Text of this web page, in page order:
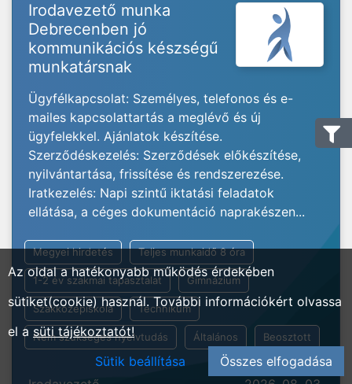
Irodavezető munka
Debrecenben jó
kommunikációs készségű
munkatársnak
Ügyfélkapcsolat: Személyes, telefonos és e-
mailes kapcsolattartás a meglévő és új
ügyfelekkel. Ajánlatok készítése.
Szerződéskezelés: Szerződések előkészítése,
nyilvántartása, frissítése és rendszerezése.
Iratkezelés: Napi szintű iktatási feladatok
ellátása, a céges dokumentáció naprakészen...
Megyei hirdetés Teljes munkaidő 8 óra
1-2 év szakmai tapasztalat Gimnázium
Szakközépiskola Technikum
Nem szükséges nyelvtudás Általános Beosztott
Az oldal a hatékonyabb működés érdekében
sütiket(cookie) használ. További információkért olvassa
el a süti tájékoztatót!
Sütik beállítása
Összes elfogadása